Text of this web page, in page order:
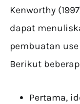
Kenworthy
dapat
pembuatan
Berikut
Pertama,